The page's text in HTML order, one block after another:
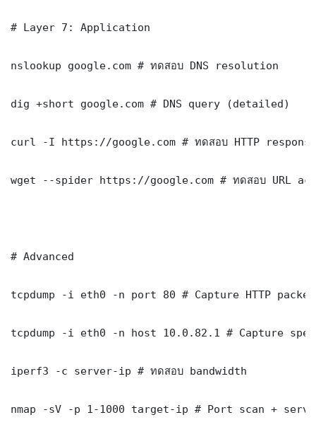
# Layer 7: Application
nslookup google.com # ทดสอบ DNS resolution
dig +short google.com # DNS query (detailed)
curl -I https://google.com # ทดสอบ HTTP
wget --spider https://google.com # ทดสอบ URL
# Advanced
tcpdump -i eth0 -n port 80 # Capture HTTP
tcpdump -i eth0 -n host 10.0.82.1 # Capture
iperf3 -c server-ip # ทดสอบ bandwidth
nmap -sV -p 1-1000 target-ip # Port scan +